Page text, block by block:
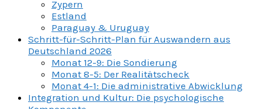
Zypern
Estland
Paraguay & Uruguay
Schritt-für-Schritt-Plan für Auswandern aus
Deutschland 2026
Monat 12-9: Die Sondierung
Monat 8-5: Der Realitätscheck
Monat 4-1: Die administrative Abwicklung
Integration und Kultur: Die psychologische